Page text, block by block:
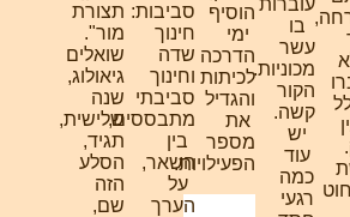
עוברות
בו
עשר
מכוניות.
הקור
קשה.
כמה
רגעי
הוסיף
הדרכה
לכיתות
והגדיל
את
מספר
הפעילויות.
סביבות:
חינוך
שדה
וחינוך
סביבתי
מתבססים,
בין
השאר,
הערך
תצורת
מור".
שואלים
גיאולוג,
שנה
שלישית,
תגיד,
הסלע
שם,